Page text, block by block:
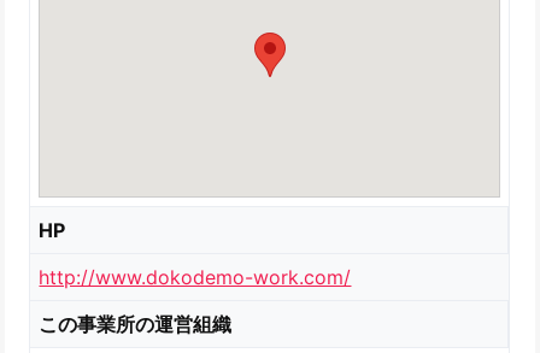
HP
http://www.dokodemo-work.com/
この事業所の運営組織